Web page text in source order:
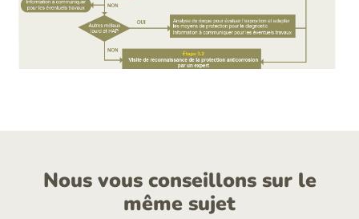
Nous vous conseillons sur le
même sujet